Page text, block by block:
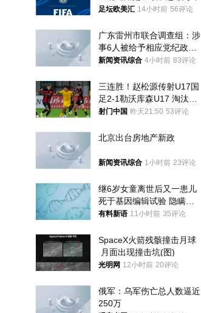
足坛欧美汇 14小时前 56评论
广东雷州市联合调查组：涉
事6人被给予相应党纪政务
处分和组织处理
新闻资讯综合 4小时前 83评论
三连胜！赵松源传射U17国
足2-1勒沃库森U17 淘汰赛
将战河床
射门中国 昨天21:50 53评论
北京出台房地产新政
新闻资讯综合 1小时前 23评论
继6岁女童离世后又一患儿
死于基因编辑试验 隐瞒一
年才对外披露
有料新语 11小时前 35评论
SpaceX火箭残骸撞击月球
月面出现撞击坑(图)
光明网 12小时前 20评论
俄军：乌军伤亡总人数逼近
250万